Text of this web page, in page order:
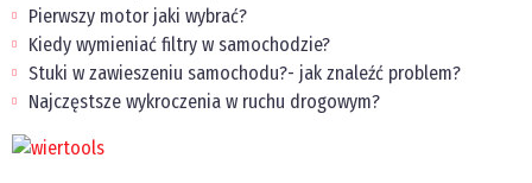
Pierwszy motor jaki wybrać?
Kiedy wymieniać filtry w samochodzie?
Stuki w zawieszeniu samochodu?- jak znaleźć problem?
Najczęstsze wykroczenia w ruchu drogowym?